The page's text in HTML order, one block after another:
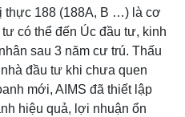
thực 188 (188A, B …) là cơ
có thể đến Úc đầu tư, kinh
sau 3 năm cư trú. Thấu
đầu tư khi chưa quen
mới, AIMS đã thiết lập
hiệu quả, lợi nhuận ổn